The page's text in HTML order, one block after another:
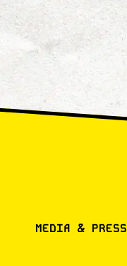
Cromme
MEDIA &